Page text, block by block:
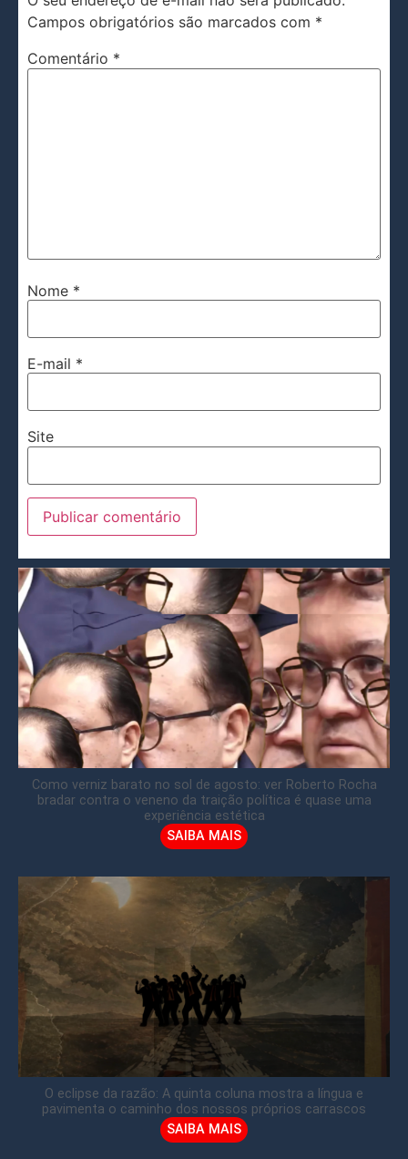
Campos obrigatórios são marcados com *
Comentário *
Nome *
E-mail *
Site
Como verniz barato no sol de agosto: ver Roberto Rocha
bradar contra o veneno da traição política é quase uma
experiência estética
SAIBA MAIS
O eclipse da razão: A quinta coluna mostra a língua e
pavimenta o caminho dos nossos próprios carrascos
SAIBA MAIS